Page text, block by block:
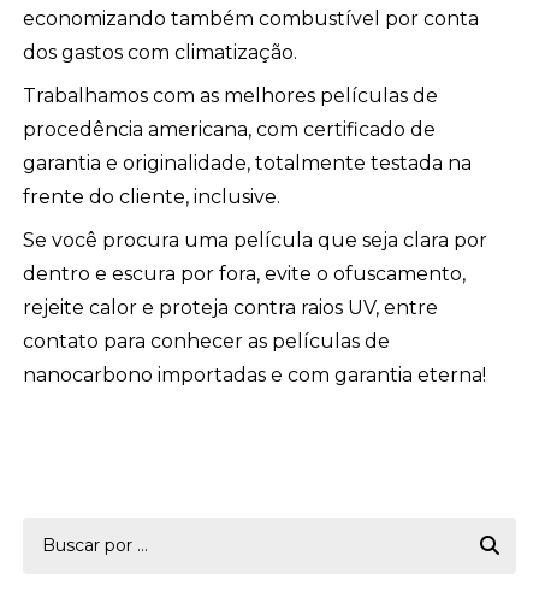
economizando também combustível por conta
dos gastos com climatização.
Trabalhamos com as melhores películas de
procedência americana, com certificado de
garantia e originalidade, totalmente testada na
frente do cliente, inclusive.
Se você procura uma película que seja clara por
dentro e escura por fora, evite o ofuscamento,
rejeite calor e proteja contra raios UV, entre
contato para conhecer as películas de
nanocarbono importadas e com garantia eterna!